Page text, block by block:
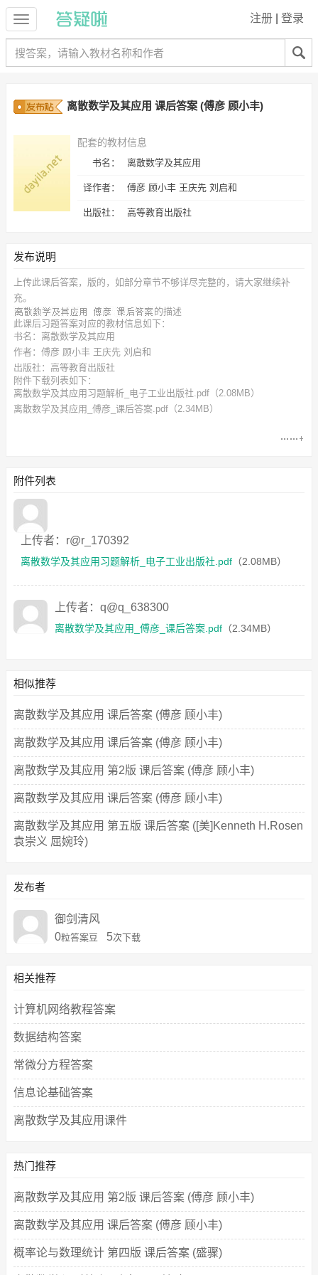
注册 登录
离散数学及其应用 课后答案 (傅彦 顾小丰)
配套的教材信息
书名： 离散数学及其应用
译作者： 傅彦 顾小丰 王庆先 刘启和
出版社： 高等教育出版社
发布说明
上传此课后答案， 版的，如部分章节不够详尽完整的，请大家继续补
充。
的描述
此课后习题答案对应的教材信息如下：
书名：离散数学及其应用
作者：傅彦 顾小丰 王庆先 刘启和
出版社：高等教育出版社
附件下载列表如下：
离散数学及其应用习题解析_电子工业出版社.pdf （2.08MB）
离散数学及其应用_傅彦_课后答案.pdf （2.34MB）
附件列表
上传者：r@r_170392
离散数学及其应用习题解析_电子工业出版社.pdf （2.08MB）
上传者：q@q_638300
离散数学及其应用_傅彦_课后答案.pdf （2.34MB）
相似推荐
离散数学及其应用 课后答案 (傅彦 顾小丰)
离散数学及其应用 课后答案 (傅彦 顾小丰)
离散数学及其应用 第2版 课后答案 (傅彦 顾小丰)
离散数学及其应用 课后答案 (傅彦 顾小丰)
离散数学及其应用 第五版 课后答案 ([美]Kenneth H.Rosen
袁崇义 屈婉玲)
发布者
御剑清风
0粒答案豆 5次下载
相关推荐
计算机网络教程答案
数据结构答案
常微分方程答案
信息论基础答案
离散数学及其应用课件
热门推荐
离散数学及其应用 第2版 课后答案 (傅彦 顾小丰)
离散数学及其应用 课后答案 (傅彦 顾小丰)
概率论与数理统计 第四版 课后答案 (盛骤)